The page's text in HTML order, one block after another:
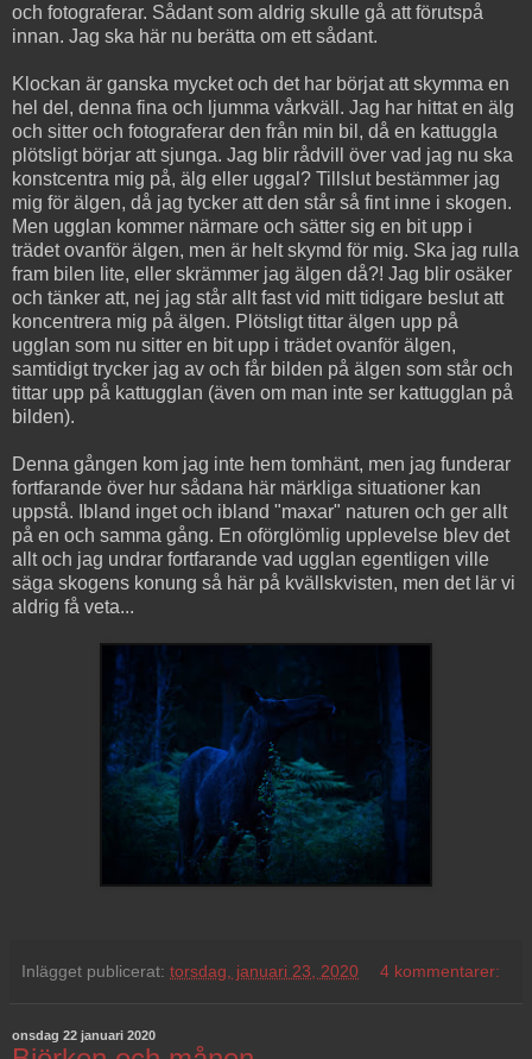
och fotograferar. Sådant som aldrig skulle gå att förutspå
innan. Jag ska här nu berätta om ett sådant.
Klockan är ganska mycket och det har börjat att skymma en
hel del, denna fina och ljumma vårkväll. Jag har hittat en älg
och sitter och fotograferar den från min bil, då en kattuggla
plötsligt börjar att sjunga. Jag blir rådvill över vad jag nu ska
konstcentra mig på, älg eller uggal? Tillslut bestämmer jag
mig för älgen, då jag tycker att den står så fint inne i skogen.
Men ugglan kommer närmare och sätter sig en bit upp i
trädet ovanför älgen, men är helt skymd för mig. Ska jag rulla
fram bilen lite, eller skrämmer jag älgen då?! Jag blir osäker
och tänker att, nej jag står allt fast vid mitt tidigare beslut att
koncentrera mig på älgen. Plötsligt tittar älgen upp på
ugglan som nu sitter en bit upp i trädet ovanför älgen,
samtidigt trycker jag av och får bilden på älgen som står och
tittar upp på kattugglan (även om man inte ser kattugglan på
bilden).
Denna gången kom jag inte hem tomhänt, men jag funderar
fortfarande över hur sådana här märkliga situationer kan
uppstå. Ibland inget och ibland "maxar" naturen och ger allt
på en och samma gång. En oförglömlig upplevelse blev det
allt och jag undrar fortfarande vad ugglan egentligen ville
säga skogens konung så här på kvällskvisten, men det lär vi
aldrig få veta...
Inlägget publicerat: torsdag, januari 23, 2020 4 kommentarer:
onsdag 22 januari 2020